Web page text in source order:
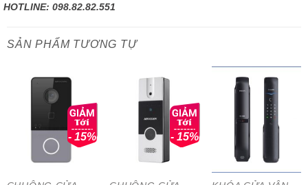
HOTLINE: 098.82.82.551
SẢN PHẨM TƯƠNG TỰ
- 15% - 15%